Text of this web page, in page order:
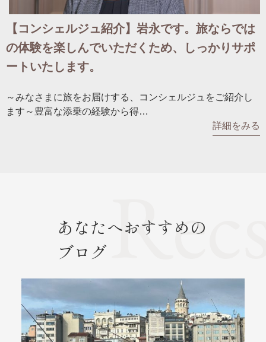
【コンシェルジュ紹介】岩永です。旅ならでは
の体験を楽しんでいただくため、しっかりサポ
ートいたします。
～みなさまに旅をお届けする、コンシェルジュをご紹介し
ます～豊富な添乗の経験から得…
詳細をみる
あなたへおすすめの
ブログ